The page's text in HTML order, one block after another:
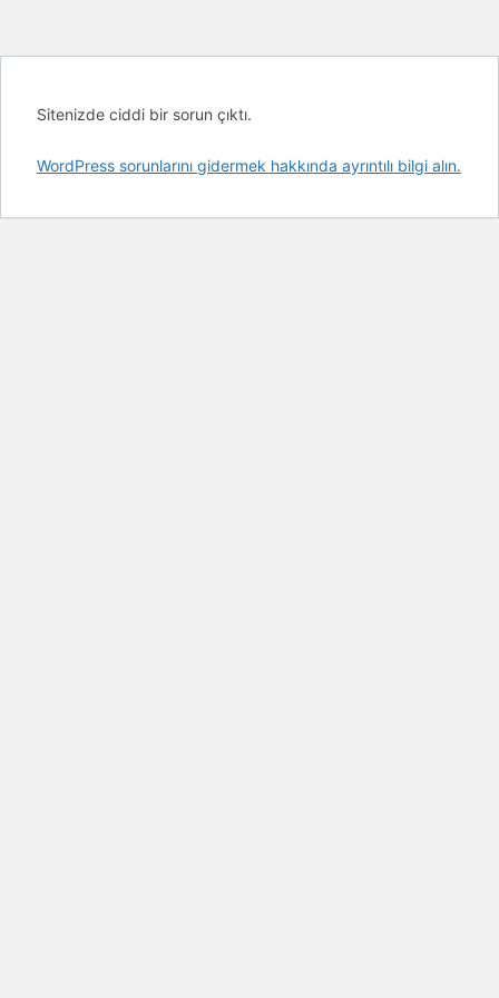
Sitenizde ciddi bir sorun çıktı.
WordPress sorunlarını gidermek hakkında ayrıntılı bilgi alın.